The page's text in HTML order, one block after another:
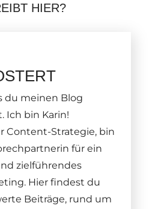
HIER?
du meinen Blog
Ich bin Karin!
Content-Strategie, bin
für ein
zielführendes
Hier findest du
Beiträge, rund um